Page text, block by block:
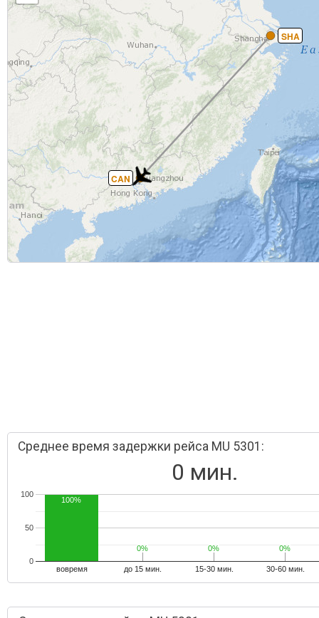
SHA
CAN
Среднее время задержки рейса MU 5301:
0 мин.
вовремя до 15 мин. 15-30 мин. 30-60 мин.
0
50
100
100%
0%
0% 0%
0% 0%
0%